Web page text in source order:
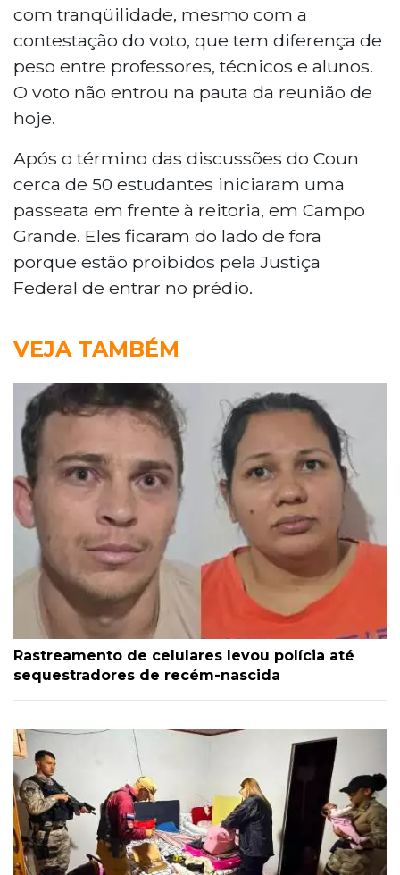
com tranqüilidade, mesmo com a
contestação do voto, que tem diferença de
peso entre professores, técnicos e alunos.
O voto não entrou na pauta da reunião de
hoje.
Após o término das discussões do Coun
cerca de 50 estudantes iniciaram uma
passeata em frente à reitoria, em Campo
Grande. Eles ficaram do lado de fora
porque estão proibidos pela Justiça
Federal de entrar no prédio.
VEJA TAMBÉM
Rastreamento de celulares levou polícia até
sequestradores de recém-nascida